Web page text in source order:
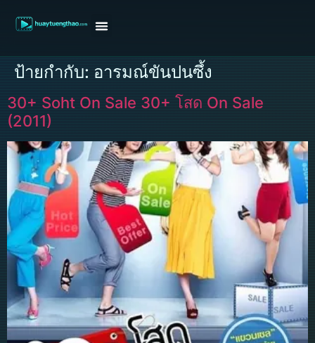
ป้ายกำกับ: อารมณ์ขันปนซึ้ง
30+ Soht On Sale 30+ โสด On Sale
(2011)